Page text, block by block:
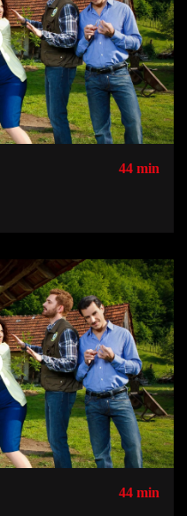
44 min
44 min